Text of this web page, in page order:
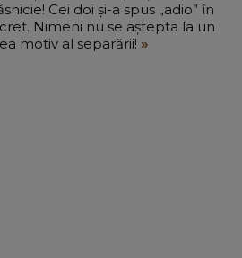
Cei doi și-a spus „adio” în
Nimeni nu se aștepta la un
motiv al separării!